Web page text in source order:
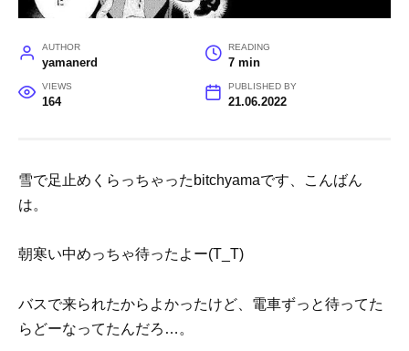
AUTHOR
yamanerd
READING
7 min
VIEWS
164
PUBLISHED BY
21.06.2022
雪で足止めくらっちゃったbitchyamaです、こんばん
は。
朝寒い中めっちゃ待ったよー(T_T)
バスで来られたからよかったけど、電車ずっと待ってた
らどーなってたんだろ…。